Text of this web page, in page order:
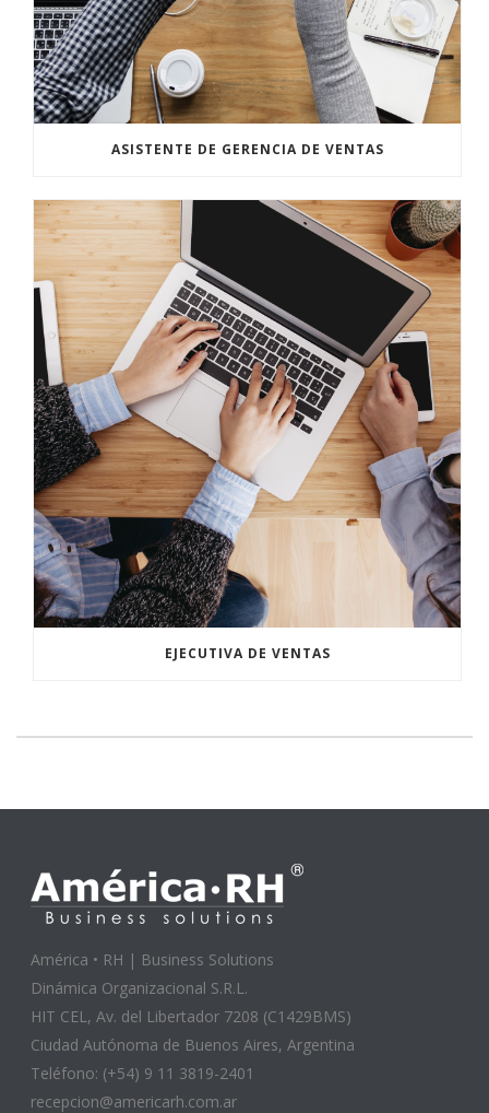
ASISTENTE DE GERENCIA DE VENTAS
EJECUTIVA DE VENTAS
América • RH | Business Solutions
Dinámica Organizacional S.R.L.
HIT CEL, Av. del Libertador 7208 (C1429BMS)
Ciudad Autónoma de Buenos Aires, Argentina
Teléfono: (+54) 9 11 3819-2401
recepcion@americarh.com.ar